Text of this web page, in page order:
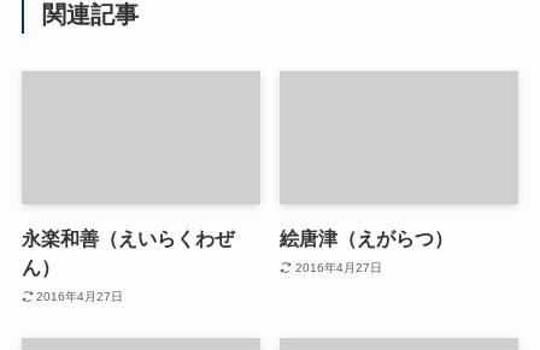
関連記事
永楽和善（えいらくわぜ
ん）
2016年4月27日
絵唐津（えがらつ）
2016年4月27日